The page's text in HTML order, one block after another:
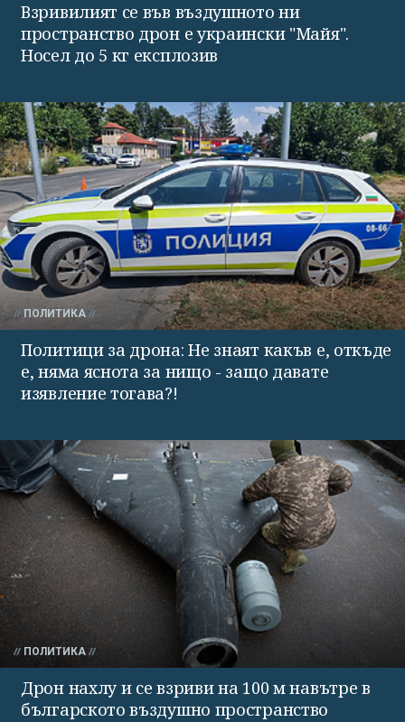
Взривилият се във въздушното ни
пространство дрон е украински "Майя".
Носел до 5 кг експлозив
ПОЛИТИКА
Политици за дрона: Не знаят какъв е, откъде
е, няма яснота за нищо - защо давате
изявление тогава?!
ПОЛИТИКА
Дрон нахлу и се взриви на 100 м навътре в
българското въздушно пространство